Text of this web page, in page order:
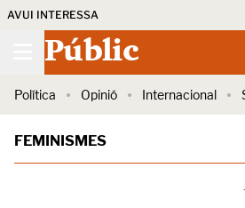
AVUI INTERESSA
Públic
Política Opinió Internacional
FEMINISMES